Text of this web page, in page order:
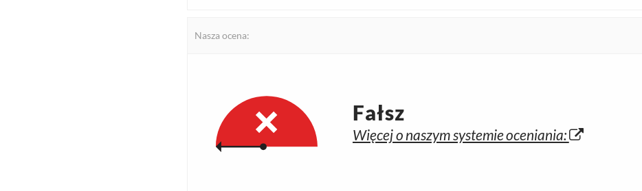
Nasza ocena:
Fałsz
Więcej o naszym systemie oceniania: